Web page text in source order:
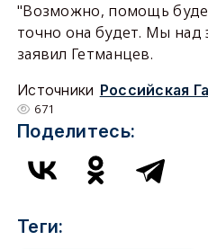
"Возможно, помощь
точно она будет. Мы над
заявил Гетманцев.
Источники Российская
671
Поделитесь:
Теги: